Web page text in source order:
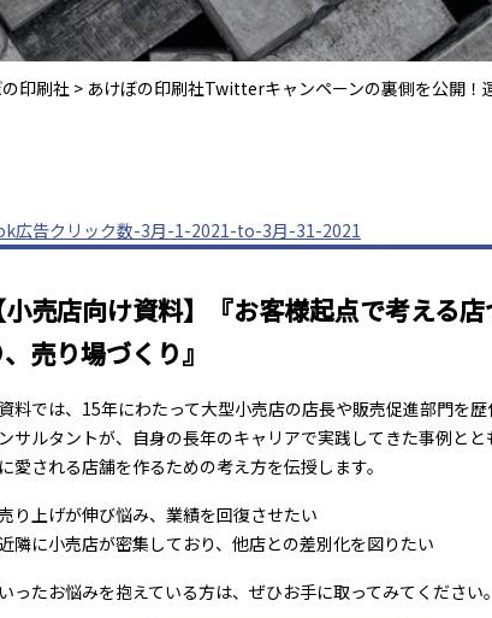
印刷社> あけぼの印刷社Twitterキャンペーンの裏側を公開！
広告クリック数-3月-1-2021-to-3月-31-2021
小売店向け資料】『お客様起点で考える店
、売り場づくり』
料では、15年にわたって大型小売店の店長や販売促進部門を歴
サルタントが、自身の長年のキャリアで実践してきた事例とと
愛される店舗を作るための考え方を伝授します。
り上げが伸び悩み、業績を回復させたい
隣に小売店が密集しており、他店との差別化を図りたい
ったお悩みを抱えている方は、ぜひお手に取ってみてください。